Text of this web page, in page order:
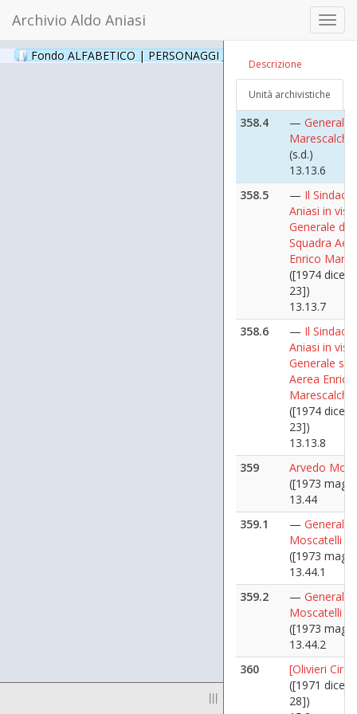
Archivio Aldo Aniasi
Fondo ALFABETICO | PERSONAGGI _ Archivio Fotografico
|||
Descrizione
Unità archivistiche
([1975])
13.13.4
Marescalchi
(s.d.)
13.13.5
358.4
— Generale
Marescalchi
(s.d.)
13.13.6
358.5
— Il
Aniasi in
Generale
Squadra
Enrico
([1974
23])
13.13.7
358.6
— Il
Aniasi in
Generale si
Aerea Enrico
Marescalchi
([1974
23])
13.13.8
359
Arvedo
([1973
13.44
359.1
— Generale
Moscatelli
([1973
13.44.1
359.2
— Generale
Moscatelli
([1973
13.44.2
360
[Olivieri Ciro]
([1971
28])